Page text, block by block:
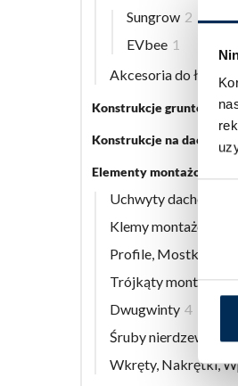
Sungrow 2
EVbee 1
Akcesoria do
Konstrukcje gruntowe 5
Konstrukcje na dach
Elementy montażowe
Uchwyty dachowe
Klemy montażowe
Profile, Mostki
Trójkąty montażowe
Dwugwinty 4
Śruby nierdzewne
Wkręty, Nakrętki,